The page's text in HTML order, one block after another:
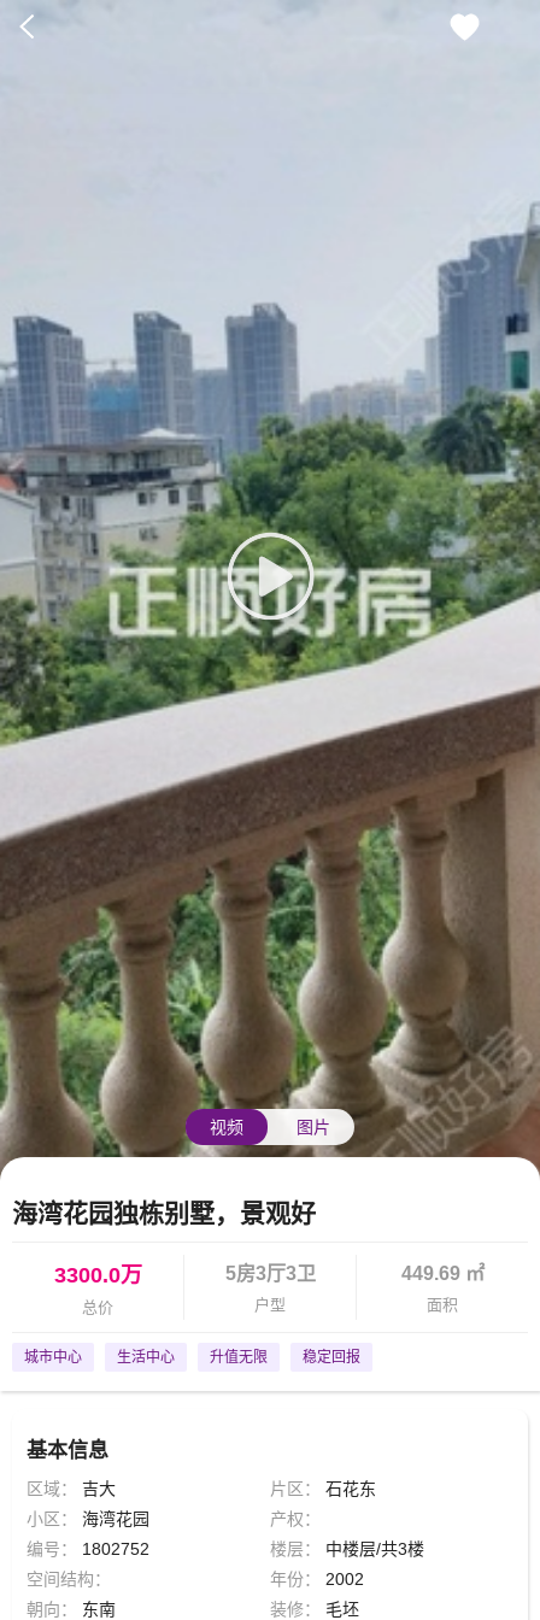
视频 图片
海湾花园独栋别墅，景观好
3300.0万
总价
5房3厅3卫
户型
449.69 ㎡
面积
城市中心 生活中心 升值无限 稳定回报
基本信息
区域： 吉大 片区：
石花东
小区：
海湾花园
产权：
编号：
1802752 楼层：
中楼层/共3楼
空间结构：
年份：
2002
朝向：
东南 装修：
毛坯